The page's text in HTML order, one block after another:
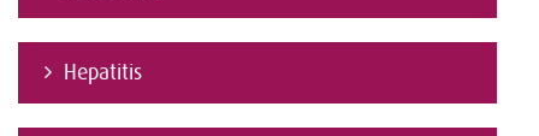
Hepatitis